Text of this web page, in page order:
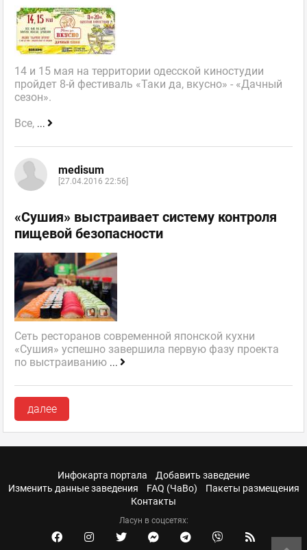
14 и 15 мая на территории одесской киностудии
пройдет 8-й фестиваль «Таки да, вкусно» - «Дачный
сезон».
Все, ...
medisum
[27.04.2016 22:56]
«Сушия» выстраивает систему контроля
пищевой безопасности
Сеть ресторанов современной японской кухни
«Сушия» успешно завершила первую фазу проекта
по выстраиванию ...
далее
Инфокарта портала
Добавить заведение
Изменить данные заведения
FAQ (ЧаВо)
Пакеты размещения
Контакты
Ласун в соцсетях: